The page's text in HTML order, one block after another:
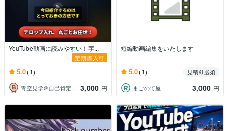
YouTube動画に読みやすい！字...
定期購入可
5.0(1)
青空見学＠自己肯定感UPアドバイザー 3,000 円
短編動画編集をいたします
5.0(1)
見積り必須
まごのて屋
3,000 円